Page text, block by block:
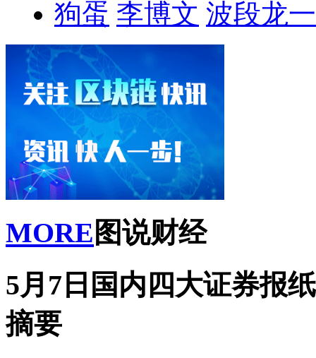
狗蛋 李博文 波段龙一
MORE 图说财经
5月7日国内四大证券报
摘要